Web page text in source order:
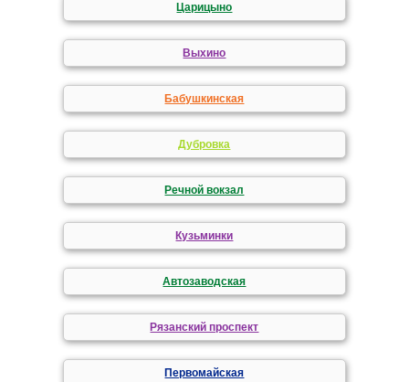
Царицыно
Выхино
Бабушкинская
Дубровка
Речной вокзал
Кузьминки
Автозаводская
Рязанский проспект
Первомайская